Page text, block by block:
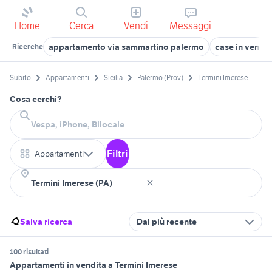
Home Cerca Vendi Messaggi
Ricerche appartamento via sammartino palermo case in
Subito Appartamenti Sicilia Palermo (Prov) Termini Imerese
Cosa cerchi?
Appartamenti Filtri
Salva ricerca Dal più recente
100 risultati
Appartamenti in vendita a Termini Imerese